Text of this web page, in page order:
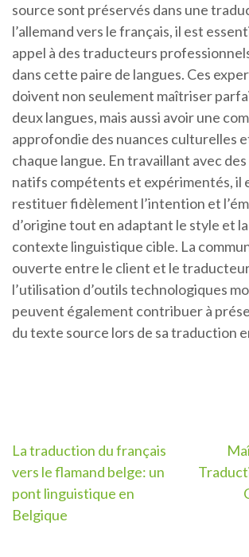
source sont préservés dans une
l’allemand vers le français, il est
appel à des traducteurs
dans cette paire de langues. Ces
doivent non seulement maîtriser
deux langues, mais aussi avoir une
approfondie des nuances culturelles
chaque langue. En travaillant avec
natifs compétents et expérimentés, il
restituer fidèlement l’intention et
d’origine tout en adaptant le style et
contexte linguistique cible. La
ouverte entre le client et le
l’utilisation d’outils technologiques
peuvent également contribuer à
du texte source lors de sa traduction
Navigation
de
l’article
La traduction du français
vers le flamand belge: un
pont linguistique en
Belgique